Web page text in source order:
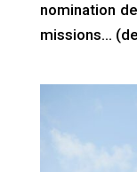
nomination
missions…